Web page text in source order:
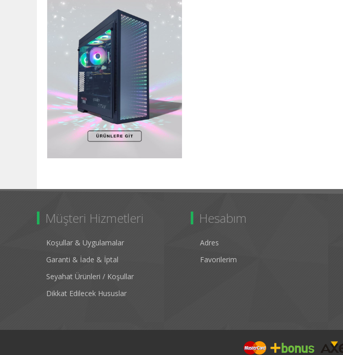
Müşteri Hizmetleri
Koşullar & Uygulamalar
Garanti & İade & İptal
Seyahat Ürünleri / Koşullar
Dikkat Edilecek Hususlar
Hesabım
Adres
Favorilerim